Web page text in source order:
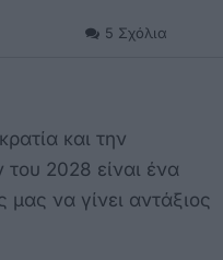
5 Σχόλια
και την
2028 είναι ένα
να γίνει αντάξιος